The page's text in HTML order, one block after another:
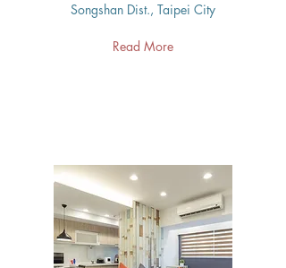
Songshan Dist., Taipei City
Read More